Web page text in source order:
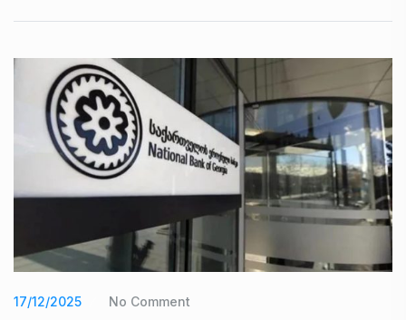
17/12/2025 No Comment